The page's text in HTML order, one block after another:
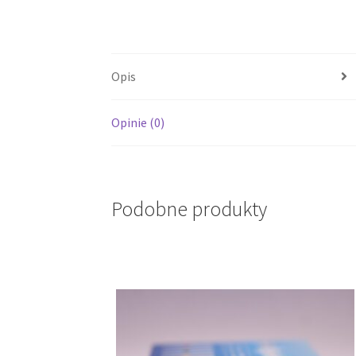
Opis
Opinie (0)
Podobne produkty